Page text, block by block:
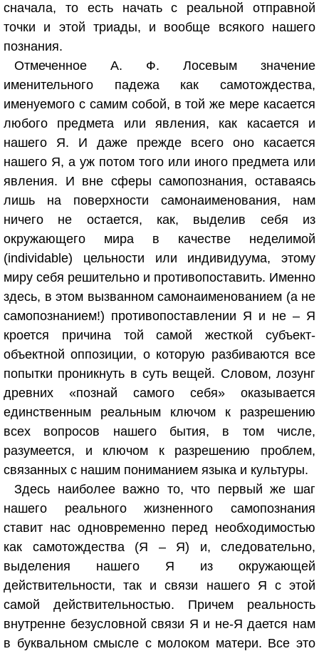
сначала, то есть начать с реальной отправной
точки и этой триады, и вообще всякого нашего
познания.
Отмеченное А. Ф. Лосевым значение
именительного падежа как самотождества,
именуемого с самим собой, в той же мере касается
любого предмета или явления, как касается и
нашего Я. И даже прежде всего оно касается
нашего Я, а уж потом того или иного предмета или
явления. И вне сферы самопознания, оставаясь
лишь на поверхности самонаименования, нам
ничего не остается, как, выделив себя из
окружающего мира в качестве неделимой
(individable) цельности или индивидуума, этому
миру себя решительно и противопоставить. Именно
здесь, в этом вызванном самонаименованием (а не
самопознанием!) противопоставлении Я и не – Я
кроется причина той самой жесткой субъект-
объектной оппозиции, о которую разбиваются все
попытки проникнуть в суть вещей. Словом, лозунг
древних «познай самого себя» оказывается
единственным реальным ключом к разрешению
всех вопросов нашего бытия, в том числе,
разумеется, и ключом к разрешению проблем,
связанных с нашим пониманием языка и культуры.
Здесь наиболее важно то, что первый же шаг
нашего реального жизненного самопознания
ставит нас одновременно перед необходимостью
как самотождества (Я – Я) и, следовательно,
выделения нашего Я из окружающей
действительности, так и связи нашего Я с этой
самой действительностью. Причем реальность
внутренне безусловной связи Я и не-Я дается нам
в буквальном смысле с молоком матери. Все это